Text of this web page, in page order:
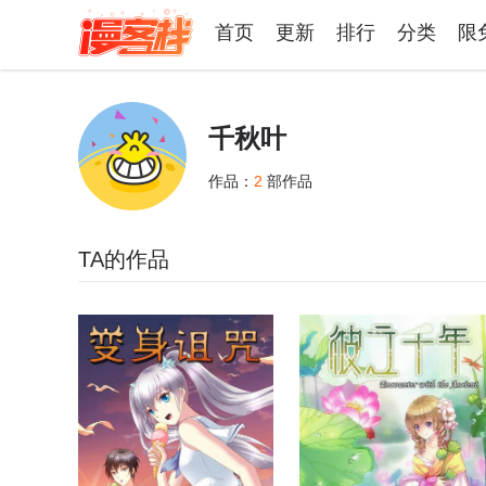
千秋叶
作品： 2 部作品
TA的作品
首页 更新 排行 分类 限